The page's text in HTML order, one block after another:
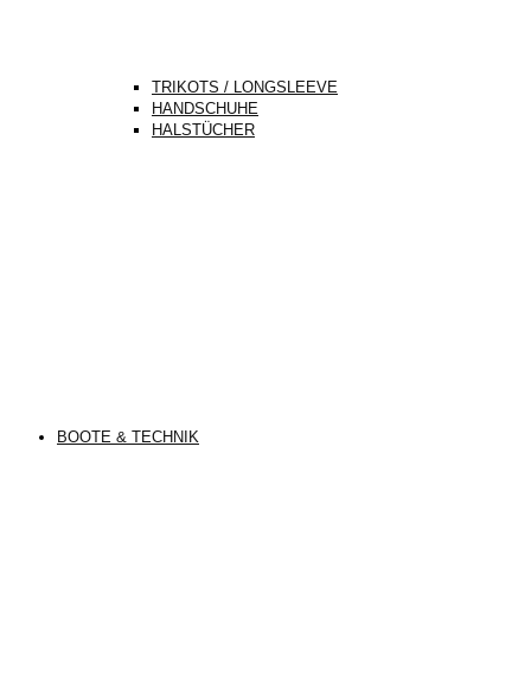
TRIKOTS / LONGSLEEVE
HANDSCHUHE
HALSTÜCHER
BOOTE & TECHNIK